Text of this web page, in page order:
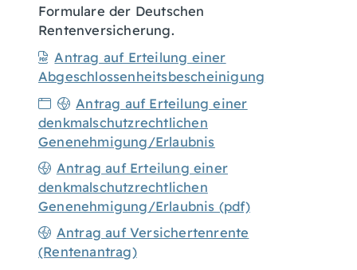
Formulare der Deutschen
Rentenversicherung.
Antrag auf Erteilung einer
Abgeschlossenheitsbescheinigung
Antrag auf Erteilung einer
denkmalschutzrechtlichen
Genenehmigung/Erlaubnis
Antrag auf Erteilung einer
denkmalschutzrechtlichen
Genenehmigung/Erlaubnis (pdf)
Antrag auf Versichertenrente
(Rentenantrag)